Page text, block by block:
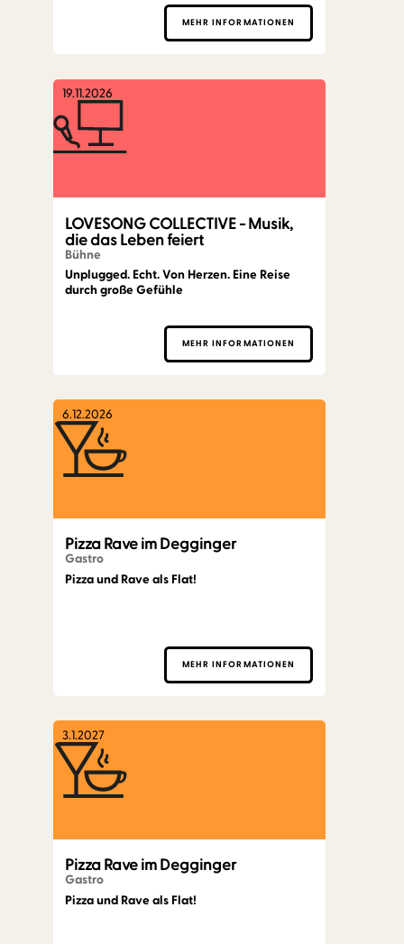
MEHR INFORMATIONEN
19.11.2026
LOVESONG COLLECTIVE - Musik,
die das Leben feiert
Bühne
Unplugged. Echt. Von Herzen. Eine Reise
durch große Gefühle
MEHR INFORMATIONEN
6.12.2026
Pizza Rave im Degginger
Gastro
Pizza und Rave als Flat!
MEHR INFORMATIONEN
3.1.2027
Pizza Rave im Degginger
Gastro
Pizza und Rave als Flat!